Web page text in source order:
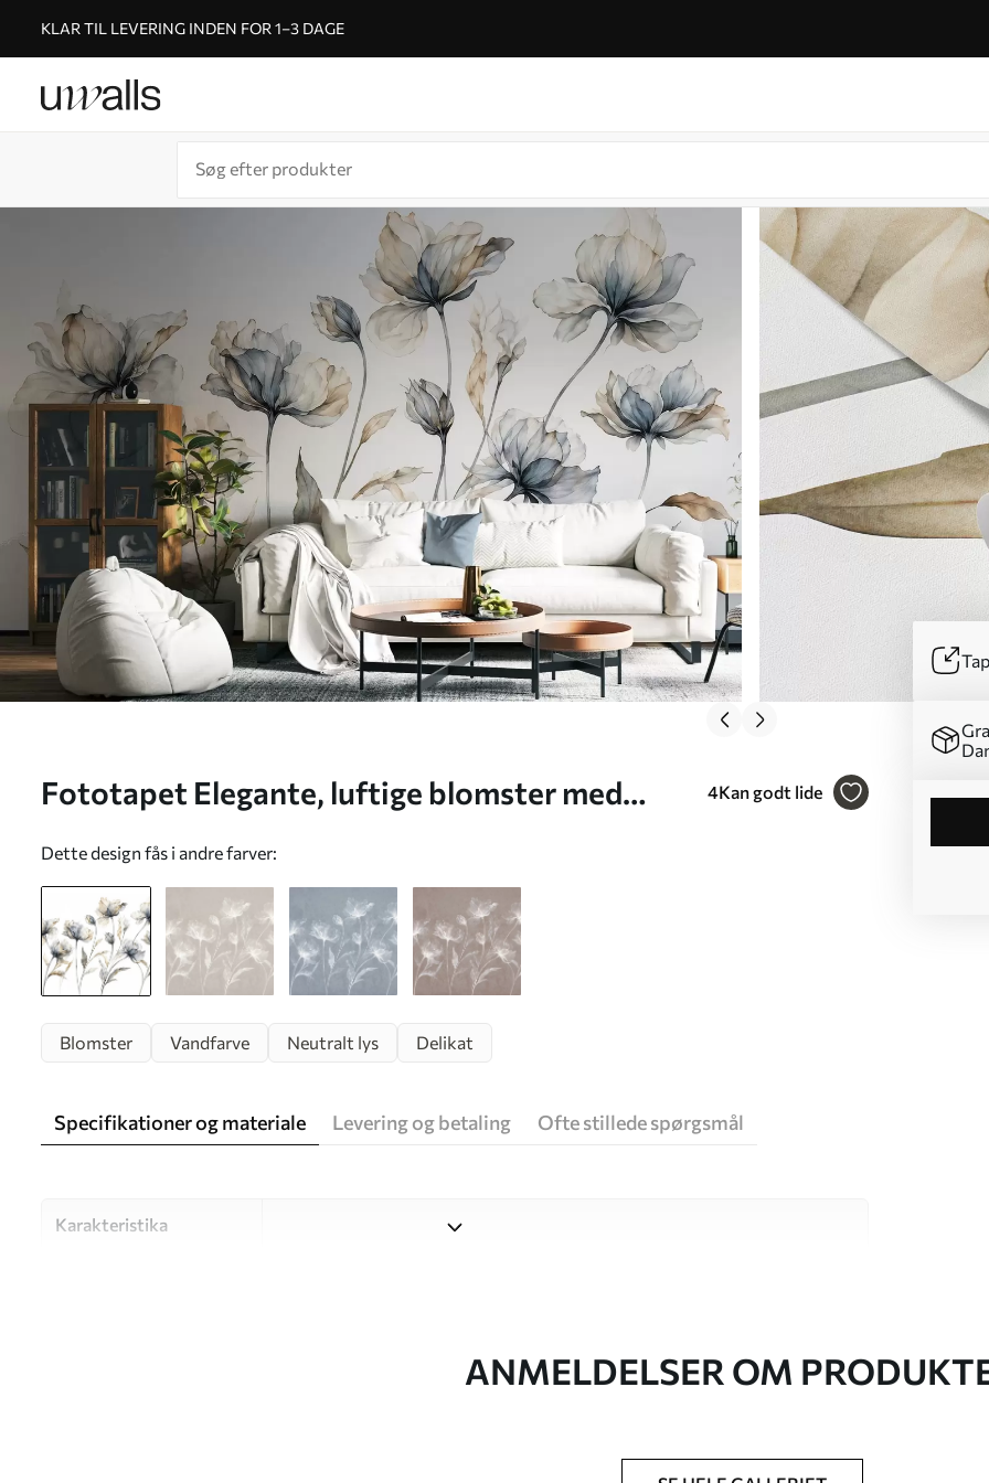
KLAR TIL LEVERING INDEN FOR 1–3 DAGE
Fototapet Elegante, luftige blomster med
spinkle stilke Nr. w05579
4Kan godt lide
Dette design fås i andre farver:
Blomster Vandfarve Neutralt lys Delikat
Specifikationer og materiale Levering og betaling Ofte stillede spørgsmål
Karakteristika
ANMELDELSER OM